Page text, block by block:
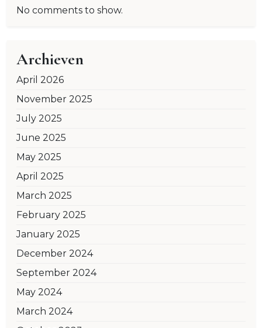
No comments to show.
Archieven
April 2026
November 2025
July 2025
June 2025
May 2025
April 2025
March 2025
February 2025
January 2025
December 2024
September 2024
May 2024
March 2024